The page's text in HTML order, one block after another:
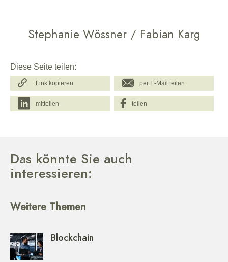
Stephanie Wössner / Fabian Karg
Diese Seite teilen:
Link kopieren per E-Mail teilen
mitteilen teilen
Das könnte Sie auch
interessieren:
Weitere Themen
Blockchain